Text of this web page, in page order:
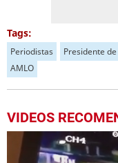
Tags:
Periodistas Presidente
AMLO
VIDEOS